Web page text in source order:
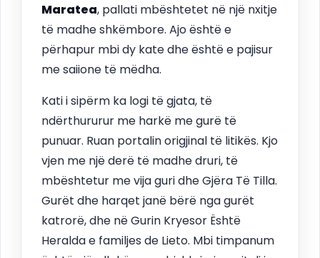
Maratea, pallati mbështetet në një nxitje
të madhe shkëmbore. Ajo është e
përhapur mbi dy kate dhe është e pajisur
me saiione të mëdha.
Kati i sipërm ka logi të gjata, të
ndërthururur me harkë me gurë të
punuar. Ruan portalin origjinal të litikës. Kjo
vjen me një derë të madhe druri, të
mbështetur me vija guri dhe Gjëra Të Tilla.
Gurët dhe harqet janë bërë nga gurët
katrorë, dhe në Gurin Kryesor Është
Heralda e familjes de Lieto. Mbi timpanum